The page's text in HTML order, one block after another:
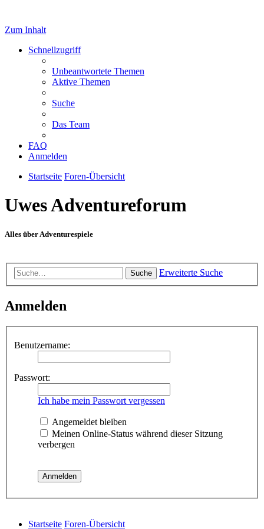
Zum Inhalt
Schnellzugriff
Unbeantwortete Themen
Aktive Themen
Suche
Das Team
FAQ
Anmelden
Startseite Foren-Übersicht
Uwes Adventureforum
Alles über Adventurespiele
Suche Erweiterte Suche
Anmelden
Benutzername:
Passwort:
Ich habe mein Passwort vergessen
Angemeldet bleiben
Meinen Online-Status während dieser Sitzung
verbergen
Startseite Foren-Übersicht